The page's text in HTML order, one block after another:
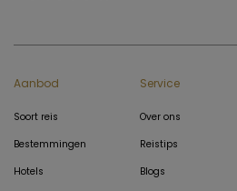
Aanbod
Soort reis
Bestemmingen
Hotels
Service
Over ons
Reistips
Blogs